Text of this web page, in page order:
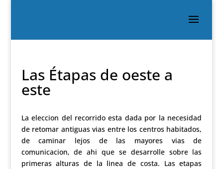
Las Étapas de oeste a
este
La eleccion del recorrido esta dada por la necesidad
de retomar antiguas vias entre los centros habitados,
de caminar lejos de las mayores vias de
comunicacion, de ahi que se desarrolle sobre las
primeras alturas de la linea de costa. Las etapas